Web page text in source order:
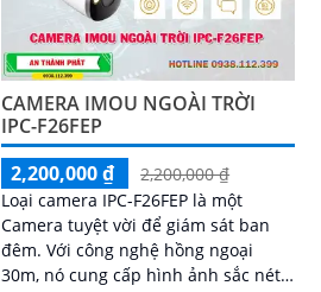
CAMERA IMOU NGOÀI TRỜI
IPC-F26FEP
2,200,000 ₫
2,200,000 ₫
Loại camera IPC-F26FEP là một
Camera tuyệt vời để giám sát ban
đêm. Với công nghệ hồng ngoại
30m, nó cung cấp hình ảnh sắc nét